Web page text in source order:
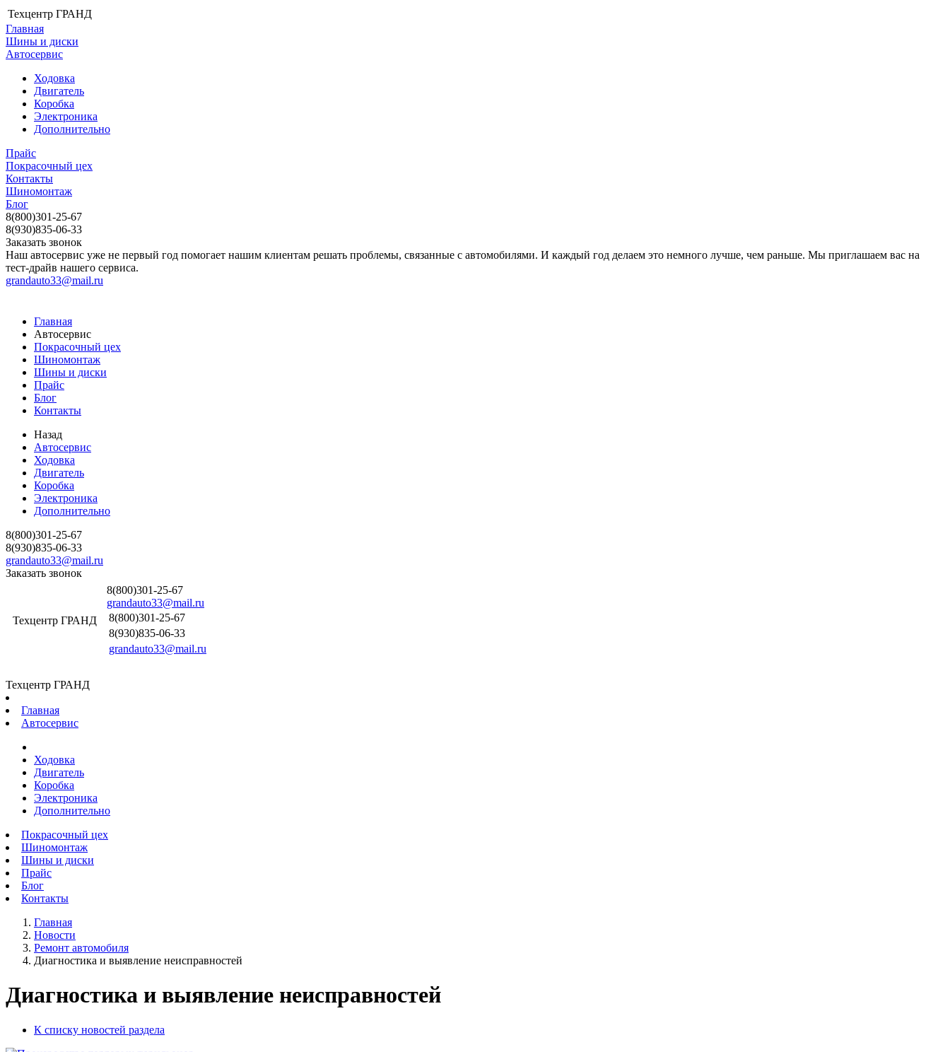
Техцентр ГРАНД
Главная
Шины и диски
Автосервис
Ходовка
Двигатель
Коробка
Электроника
Дополнительно
Прайс
Покрасочный цех
Контакты
Шиномонтаж
Блог
8(800)301-25-67
8(930)835-06-33
Заказать звонок
Наш автосервис уже не первый год помогает нашим клиентам решать проблемы, связанные с автомобилями. И каждый год делаем это немного лучше, чем раньше. Мы приглашаем вас на
тест-драйв нашего сервиса.
grandauto33@mail.ru
Главная
Автосервис
Покрасочный цех
Шиномонтаж
Шины и диски
Прайс
Блог
Контакты
Назад
Автосервис
Ходовка
Двигатель
Коробка
Электроника
Дополнительно
8(800)301-25-67
8(930)835-06-33
grandauto33@mail.ru
Заказать звонок
Техцентр ГРАНД
8(800)301-25-67
grandauto33@mail.ru
8(800)301-25-67
8(930)835-06-33
grandauto33@mail.ru
Техцентр ГРАНД
Главная
Автосервис
Ходовка
Двигатель
Коробка
Электроника
Дополнительно
Покрасочный цех
Шиномонтаж
Шины и диски
Прайс
Блог
Контакты
Главная
Новости
Ремонт автомобиля
Диагностика и выявление неисправностей
Диагностика и выявление неисправностей
К списку новостей раздела